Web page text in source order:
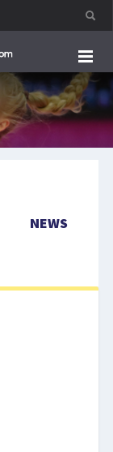
NEWS